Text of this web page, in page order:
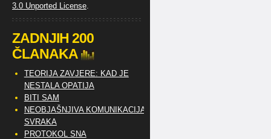
3.0 Unported License.
ZADNJIH 200
ČLANAKA
TEORIJA ZAVJERE: KAD JE
NESTALA OPATIJA
BITI SAM
NEOBJAŠNJIVA KOMUNIKACIJA
SVRAKA
PROTOKOL SNA